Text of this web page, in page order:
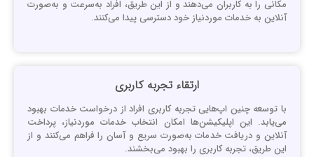
را به کاربران می‌دهند و از این طریق، افراد به‌سرعت و به‌صورت
به خدمات موردنیاز خود دسترسی پیدا می‌کنند.
ارتقاء تجربه کاربری
توسعه چنین اپ‌هایی تجربه کاربری افراد از درخواست خدمات بهبود
این اپلیکیشن‌ها امکان انتخاب خدمات موردنیاز، پرداخت
و دریافت خدمات به‌صورت سریع و آسان را فراهم می‌کنند و از
طریق، تجربه کاربری را بهبود می‌بخشند.